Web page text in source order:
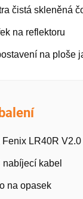
čistá skleněná
na reflektoru
na ploše
Fenix LR40R V2.0
nabíjecí kabel
na opasek